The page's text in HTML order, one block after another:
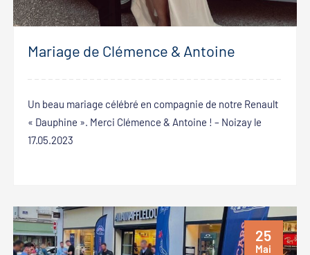
Mariage de Clémence & Antoine
Un beau mariage célébré en compagnie de notre Renault
« Dauphine ». Merci Clémence & Antoine ! – Noizay le
17.05.2023
25
Mai